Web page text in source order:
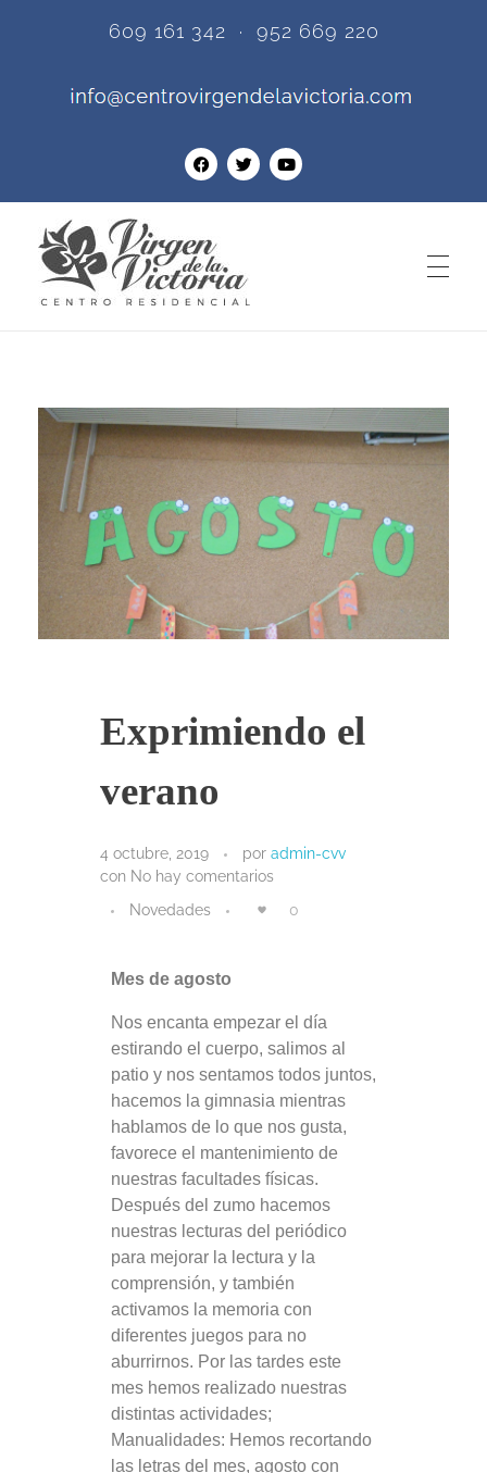
609 161 342 · 952 669 220
Exprimiendo el
verano
4 octubre, 2019 por admin-cvv
con No hay comentarios
Novedades
0
Mes de agosto
Nos encanta empezar el día
estirando el cuerpo, salimos al
patio y nos sentamos todos juntos,
hacemos la gimnasia mientras
hablamos de lo que nos gusta,
favorece el mantenimiento de
nuestras facultades físicas.
Después del zumo hacemos
nuestras lecturas del periódico
para mejorar la lectura y la
comprensión, y también
activamos la memoria con
diferentes juegos para no
aburrirnos. Por las tardes este
mes hemos realizado nuestras
distintas actividades;
Manualidades: Hemos recortando
las letras del mes, agosto con